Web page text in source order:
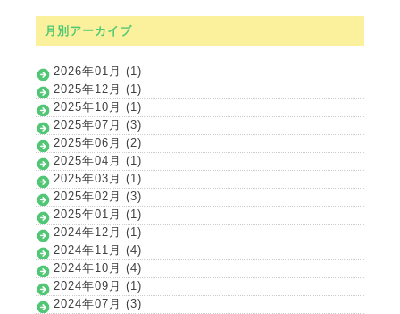
月別アーカイブ
2026年01月 (1)
2025年12月 (1)
2025年10月 (1)
2025年07月 (3)
2025年06月 (2)
2025年04月 (1)
2025年03月 (1)
2025年02月 (3)
2025年01月 (1)
2024年12月 (1)
2024年11月 (4)
2024年10月 (4)
2024年09月 (1)
2024年07月 (3)